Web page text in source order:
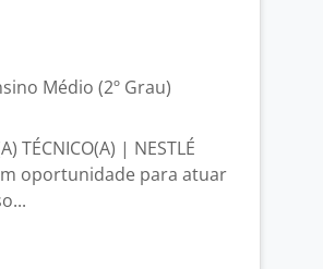
Médio (2º Grau)
TÉCNICO(A) | NESTLÉ
oportunidade para atuar